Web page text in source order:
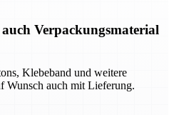
Verpackungsmaterial
Klebeband und weitere
Wunsch auch mit Lieferung.